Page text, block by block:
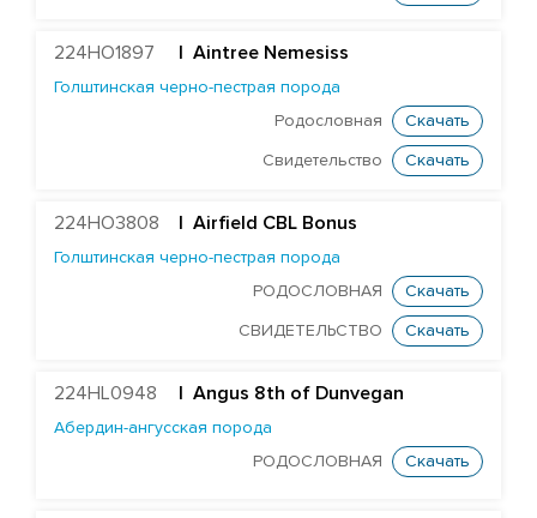
Wyvalley Fortune
224HO1897 Aintree Nemesiss
Голштинская черно-пестрая порода
Родословная
Скачать
Свидетельство Скачать
224HO3808 | Airfield CBL Bonus
Голштинская черно-пестрая порода
РОДОСЛОВНАЯ
Скачать
СВИДЕТЕЛЬСТВО Скачать
224HL0948 | Angus 8th of Dunvegan
Абердин-ангусская порода
РОДОСЛОВНАЯ
Скачать